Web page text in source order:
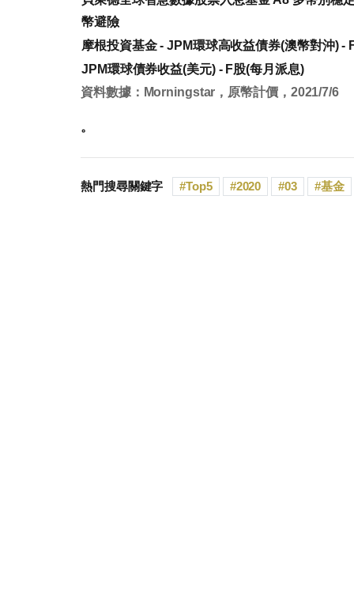
幣避險
摩根投資基金 - JPM環球高收益債券(澳幣對沖) -
JPM環球債券收益(美元) - F股(每月派息)
資料數據：Morningstar，原幣計價，2021/7/6
。
熱門搜尋關鍵字 Top5 2020 03 基金